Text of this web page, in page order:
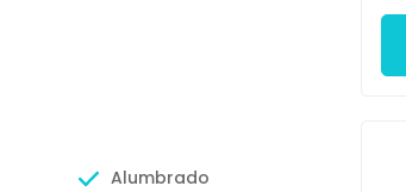
Alumbrado